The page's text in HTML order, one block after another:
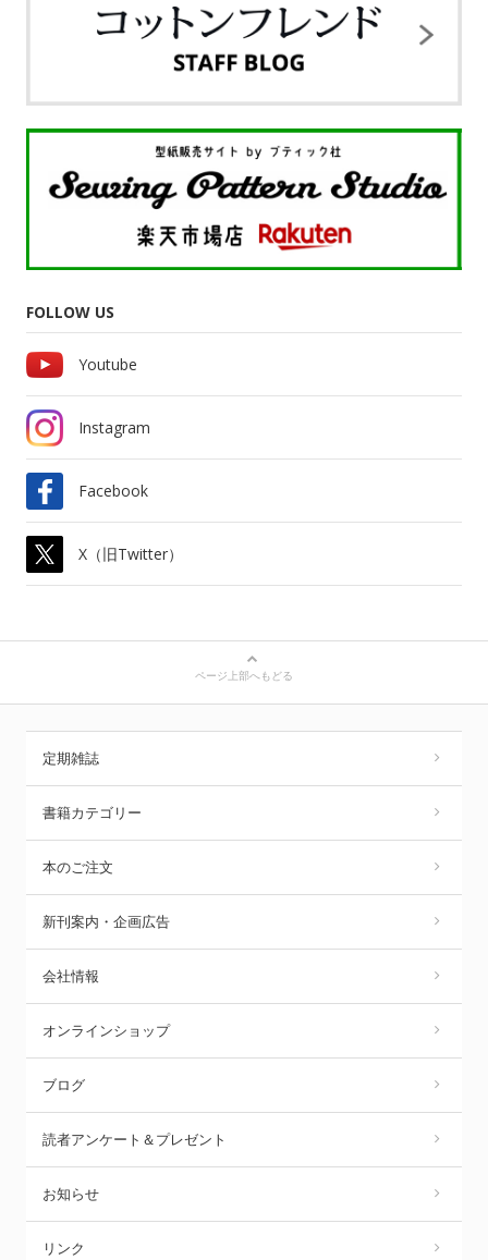
FOLLOW US
Youtube
Instagram
Facebook
X（旧Twitter）
ページ上部へもどる
定期雑誌
書籍カテゴリー
本のご注文
新刊案内・企画広告
会社情報
オンラインショップ
ブログ
読者アンケート＆プレゼント
お知らせ
リンク